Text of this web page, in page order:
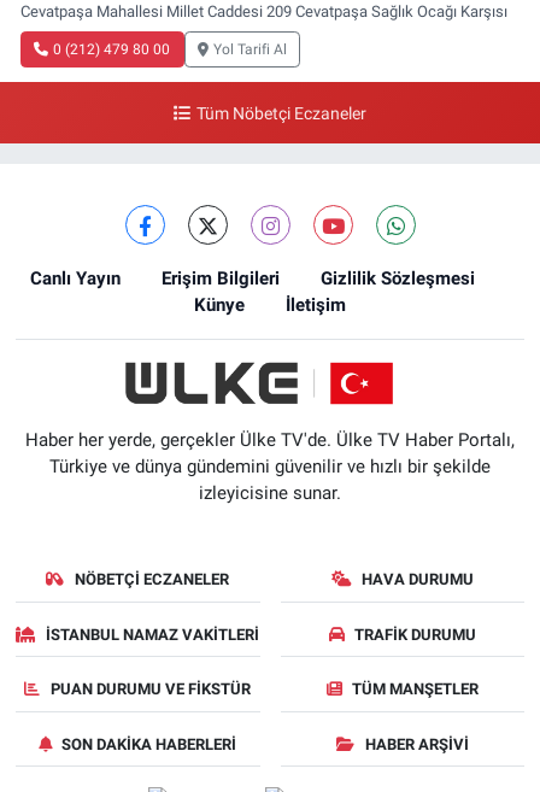
Cevatpaşa Mahallesi Millet Caddesi 209 Cevatpaşa Sağlık Ocağı Karşısı
0 (212) 479 80 00 Yol Tarifi Al
Tüm Nöbetçi Eczaneler
Canlı Yayın Erişim Bilgileri
Gizlilik Sözleşmesi
Künye
İletişim
Haber her yerde, gerçekler Ülke TV'de. Ülke TV Haber Portalı,
Türkiye ve dünya gündemini güvenilir ve hızlı bir şekilde
izleyicisine sunar.
NÖBETÇI ECZANELER HAVA DURUMU
İSTANBUL NAMAZ VAKITLERI TRAFIK DURUMU
PUAN DURUMU VE FIKSTÜR TÜM MANŞETLER
SON DAKIKA HABERLERI HABER ARŞIVI